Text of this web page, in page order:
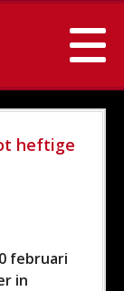
heftige
februari
in